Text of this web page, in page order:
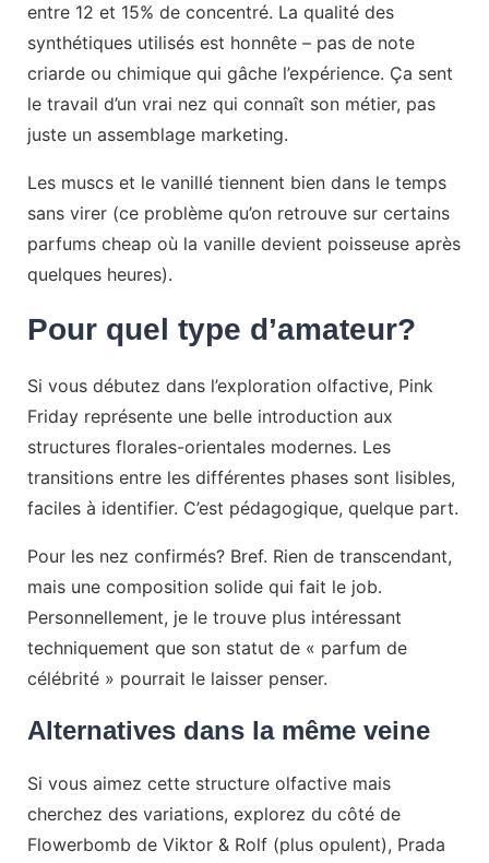
entre 12 et 15% de concentré. La qualité des
synthétiques utilisés est honnête – pas de note
criarde ou chimique qui gâche l’expérience. Ça sent
le travail d’un vrai nez qui connaît son métier, pas
juste un assemblage marketing.
Les muscs et le vanillé tiennent bien dans le temps
sans virer (ce problème qu’on retrouve sur certains
parfums cheap où la vanille devient poisseuse après
quelques heures).
Pour quel type d’amateur?
Si vous débutez dans l’exploration olfactive, Pink
Friday représente une belle introduction aux
structures florales-orientales modernes. Les
transitions entre les différentes phases sont lisibles,
faciles à identifier. C’est pédagogique, quelque part.
Pour les nez confirmés? Bref. Rien de transcendant,
mais une composition solide qui fait le job.
Personnellement, je le trouve plus intéressant
techniquement que son statut de « parfum de
célébrité » pourrait le laisser penser.
Alternatives dans la même veine
Si vous aimez cette structure olfactive mais
cherchez des variations, explorez du côté de
Flowerbomb de Viktor & Rolf (plus opulent), Prada